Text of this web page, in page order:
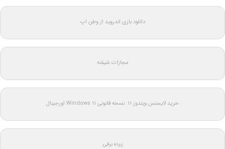
دانلود بازی اندروید از وطن اپ
مجازات شیشه
خرید لایسنس ویندوز 11: نسخه قانونی Windows 11 اورجینال
پرده برقی